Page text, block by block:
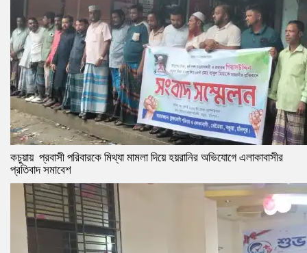
কচুয়ায় প্রবাসী পরিবারকে মিথ্যা মামলা দিয়ে হয়রানির অভিযোগে এলাকাবাসীর
প্রতিবাদ সমাবেশ